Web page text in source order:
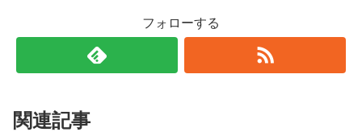
フォローする
関連記事